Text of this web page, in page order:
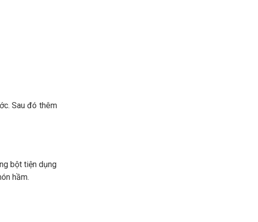
Sau đó thêm
bột tiện dụng
hầm.